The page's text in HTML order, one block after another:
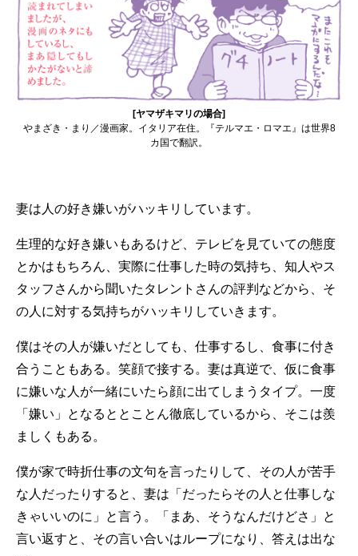
[ヤマザキマリの場合]
やまざき・まり／漫画家。イタリア在住。『テルマエ・ロマエ』は世界8
カ国で翻訳。
妻は人の好き嫌いがハッキリしています。
生理的な好き嫌いもあるけど、テレビを見ていての態度
とかはもちろん、実際に仕事した時の気持ち、知人やス
タッフさんから聞いたタレントさんの評判などから、そ
の人に対する気持ちがハッキリしていきます。
僕はその人が嫌いだとしても、仕事するし、食事に付き
合うこともある。笑顔で接する。妻は真逆で、仮に食事
に嫌いな人が一緒にいたら顔に出てしまうタイプ。一度
「嫌い」となるととことん徹底しているから、そこは羨
ましくもある。
僕が家で時折仕事の文句を言ったりして、その人が苦手
な人だったりすると、妻は「だったらその人と仕事しな
きゃいいのに」と言う。「まあ、そうなんだけどさ」と
言い返すと、その言い合いはループになり、答えは出な